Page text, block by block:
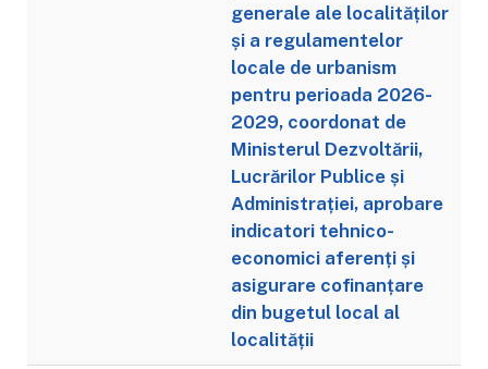
generale ale localităților
și a regulamentelor
locale de urbanism
pentru perioada 2026-
2029, coordonat de
Ministerul Dezvoltării,
Lucrărilor Publice și
Administrației, aprobare
indicatori tehnico-
economici aferenți și
asigurare cofinanțare
din bugetul local al
localității